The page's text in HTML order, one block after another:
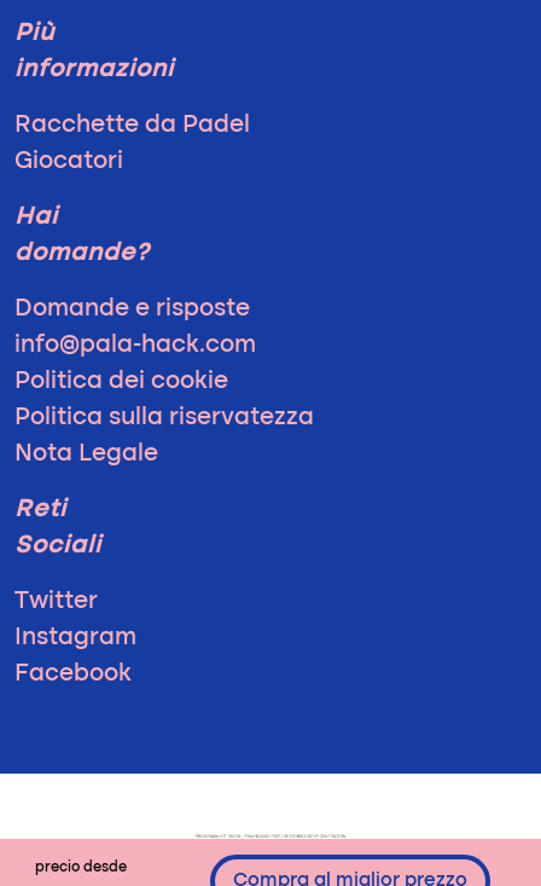
precio desde
Compra al miglior prezzo
Più
informazioni
Racchette da Padel
Giocatori
Hai
domande?
Domande e risposte
info@pala-hack.com
Politica dei cookie
Politica sulla riservatezza
Nota Legale
Reti
Sociali
Twitter
Instagram
Facebook